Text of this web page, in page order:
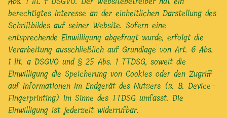
berechtigtes Interesse an der einheitlichen Darstellung des
Schriftbildes auf seiner Website. Sofern eine
entsprechende Einwilligung abgefragt wurde, erfolgt die
Verarbeitung ausschließlich auf Grundlage von Art. 6 Abs.
1 lit. a DSGVO und § 25 Abs. 1 TTDSG, soweit die
Einwilligung die Speicherung von Cookies oder den Zugriff
auf Informationen im Endgerät des Nutzers (z. B. Device-
Fingerprinting) im Sinne des TTDSG umfasst. Die
Einwilligung ist jederzeit widerrufbar.